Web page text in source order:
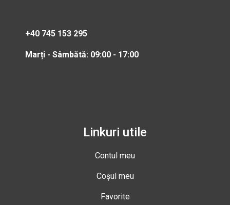
+40 745 153 295
Marți - Sâmbătă: 09:00 - 17:00
Linkuri utile
Contul meu
Coșul meu
Favorite